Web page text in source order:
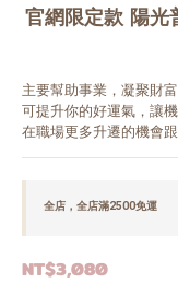
官網限定款 陽光
主要幫助事業，凝聚財
可提升你的好運氣，讓
在職場更多升遷的機會
全店，全店滿2500免運
NT$3,080